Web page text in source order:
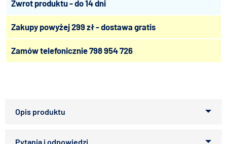
Zwrot produktu - do 14 dni
Zakupy powyżej 299 zł - dostawa gratis
Zamów telefonicznie798 954 726